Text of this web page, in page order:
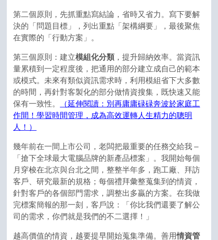
第二個原則，先抓重點寫結論，省時又省力。寫下要解
決的「問題目標」，列出重點「架構綱要」，最後聚焦
在實際的「行動方案」。
第三個原則：建立模組化分類 ，提升歸納效率。當資訊
量累積到一定程度後，把通用的部分建立成自己的範本
或模式。未來有類似資訊需求時，利用模組省下大多數
的時間，再針對客製化的部分做情資搜集，既快速又能
保有一致性。
（延伸閱讀：別再庸庸碌碌奔波於家庭工
作間！學習時間管理，成為高效運轉人生精力的聰明
人！）
幾年前在一間上市公司，老闆把最重要的任務交給我 –
「搶下全球最大電腦品牌的新產品標案」。我開始每個
月穿梭在北京與台北之間，整整半年多，跑工廠、拜訪
客戶、研究最新的規格；每個禮拜彙整蒐集到的情資，
針對客戶的各個部門需求，調整出多贏的方案。在我做
完標案簡報的那一刻，客戶說：「你比我們還要了解公
司的需求，你們就是我們的不二選擇！」
越高價值的情資，越要提早開始蒐集準備。善用情資管